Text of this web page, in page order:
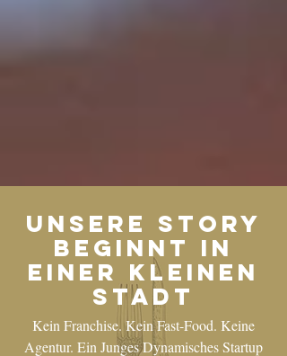
UNSERE STORY
BEGINNT IN
EINER KLEINEN
STADT
Kein Franchise. Kein Fast-Food. Keine
Agentur. Ein Junges Dynamisches Startup